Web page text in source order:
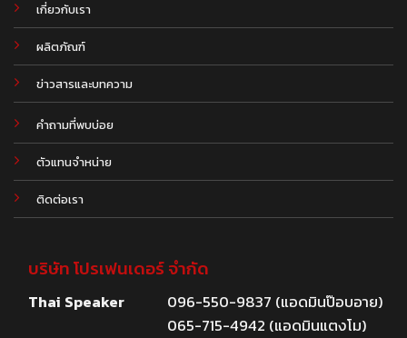
เกี่ยวกับเรา
ผลิตภัณฑ์
ข่าวสารและบทความ
.
คำถามที่พบบ่อย
ตัวแทนจำหน่าย
ติดต่อเรา
บริษัท โปรเฟนเดอร์ จำกัด
Thai Speaker
096-550-9837 (แอดมินป๊อบอาย)
065-715-4942 (แอดมินแตงโม)